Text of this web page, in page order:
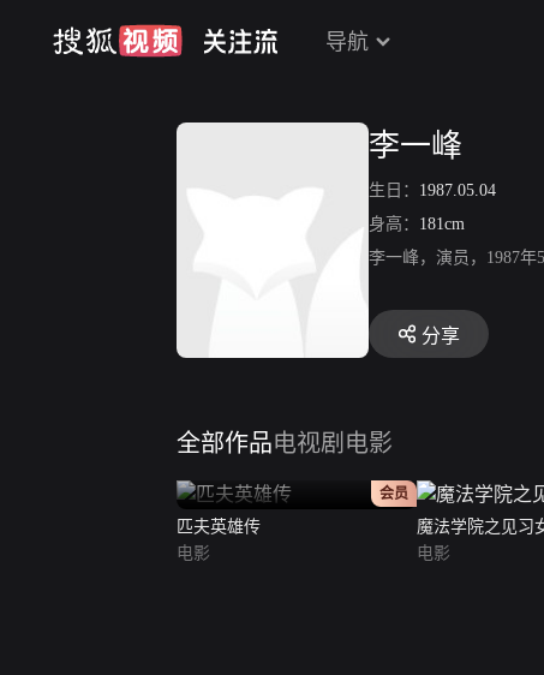
导航
李一峰
生日： 1987.05.04
身高： 181cm
李一峰，演员，1987年
分享
全部作品电视剧 电影
正片
会员
匹夫英雄传
电影
魔法学院之见习
电影